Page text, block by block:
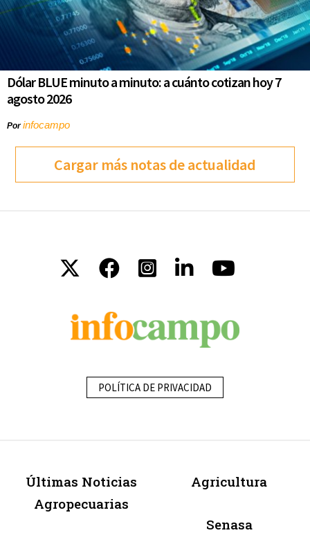
Dólar BLUE minuto a minuto: a cuánto cotizan hoy 7
agosto 2026
Porinfocampo
Cargar más notas de actualidad
POLÍTICA DE PRIVACIDAD
Últimas Noticias
Agropecuarias
Agricultura
Senasa